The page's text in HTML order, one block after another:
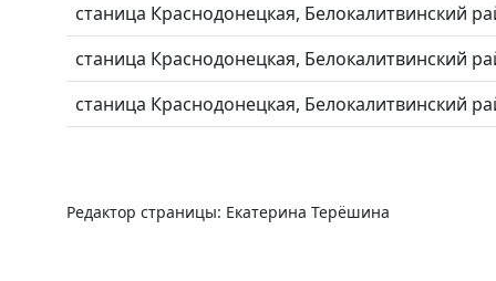
станица Краснодонецкая, Белокалитвинский
станица Краснодонецкая, Белокалитвинский
станица Краснодонецкая, Белокалитвинский
Редактор страницы: Екатерина Терёшина